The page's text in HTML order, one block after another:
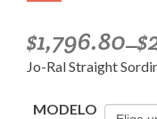
$1,796.80–$
Jo-Ral Straight
MODELO